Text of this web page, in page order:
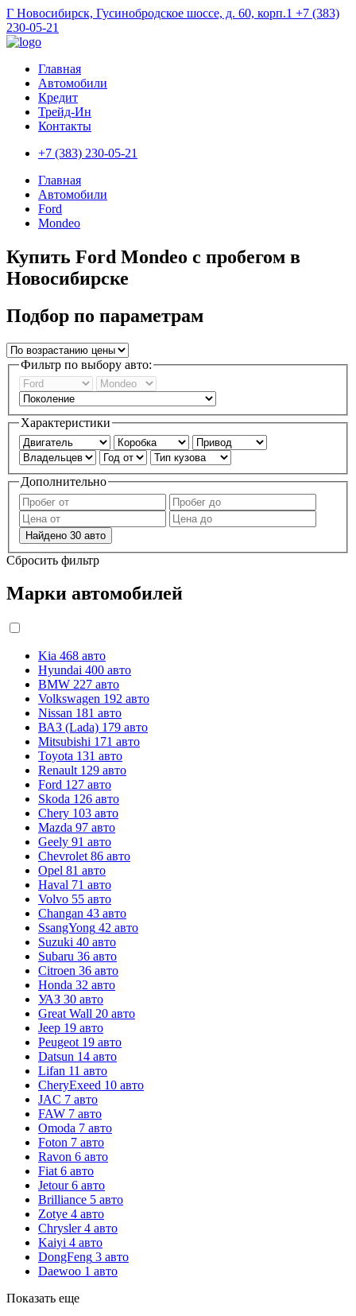
Г Новосибирск, Гусинобродское шоссе, д. 60, корп.1 +7 (383)
230-05-21
Главная
Автомобили
Кредит
Трейд-Ин
Контакты
+7 (383) 230-05-21
Главная
Автомобили
Ford
Mondeo
Купить Ford Mondeo с пробегом в
Новосибирске
Подбор по параметрам
Фильтр по выбору авто:
Характеристики
Дополнительно
Найдено 30 авто
Сбросить фильтр
Марки автомобилей
Kia 468 авто
Hyundai 400 авто
BMW 227 авто
Volkswagen 192 авто
Nissan 181 авто
ВАЗ (Lada) 179 авто
Mitsubishi 171 авто
Toyota 131 авто
Renault 129 авто
Ford 127 авто
Skoda 126 авто
Chery 103 авто
Mazda 97 авто
Geely 91 авто
Chevrolet 86 авто
Opel 81 авто
Haval 71 авто
Volvo 55 авто
Changan 43 авто
SsangYong 42 авто
Suzuki 40 авто
Subaru 36 авто
Citroen 36 авто
Honda 32 авто
УАЗ 30 авто
Great Wall 20 авто
Jeep 19 авто
Peugeot 19 авто
Datsun 14 авто
Lifan 11 авто
CheryExeed 10 авто
JAC 7 авто
FAW 7 авто
Omoda 7 авто
Foton 7 авто
Ravon 6 авто
Fiat 6 авто
Jetour 6 авто
Brilliance 5 авто
Zotye 4 авто
Chrysler 4 авто
Kaiyi 4 авто
DongFeng 3 авто
Daewoo 1 авто
Показать еще